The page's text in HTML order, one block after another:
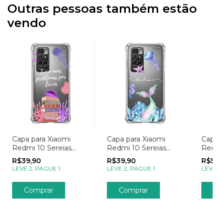
Outras pessoas também estão
vendo
Capa para Xiaomi
Redmi 10 Sereias
Troco Problemas por
Livros
R$39,90
LEVE 2, PAGUE 1
Comprar
Capa para Xiaomi
Redmi 10 Sereias
Cauda Azul
R$39,90
LEVE 2, PAGUE 1
Comprar
LEVE